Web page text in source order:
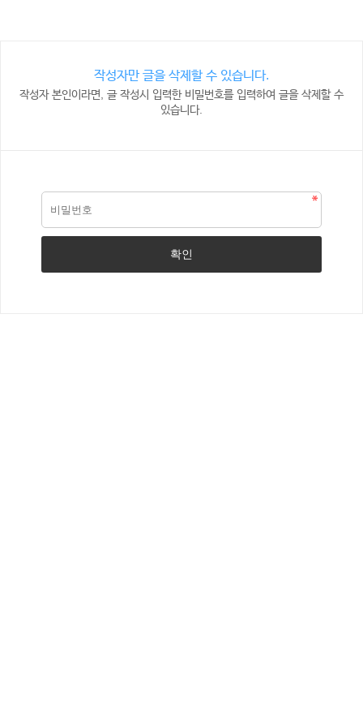
작성자만 글을 삭제할 수 있습니다.
작성자 본인이라면, 글 작성시 입력한 비밀번호를 입력하여 글을 삭제할 수
있습니다.